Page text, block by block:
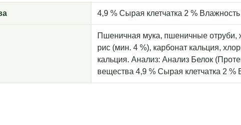
4,9 % Сырая клетчатка 2 %
Пшеничная мука, пшеничные отруби,
рис (мин. 4 %), карбонат кальция,
кальция. Анализ: Анализ Белок
вещества 4,9 % Сырая клетчатка 2